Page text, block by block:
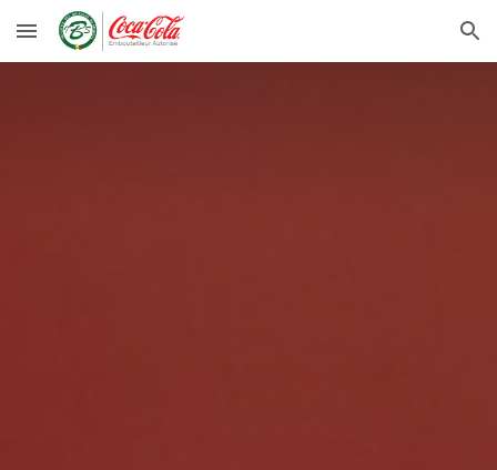
Skip to main content Skip to navigation